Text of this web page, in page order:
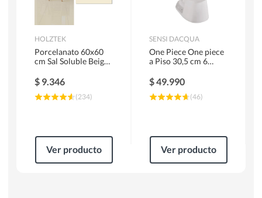
HOLZTEK
Porcelanato 60x60
cm Sal Soluble Beige
$ 9.346
(234)
Ver producto
SENSI DACQUA
One Piece One piece
a Piso 30,5 cm 6
$49.990
(46)
Ver producto